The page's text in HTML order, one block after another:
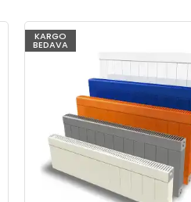
KARGO
BEDAVA